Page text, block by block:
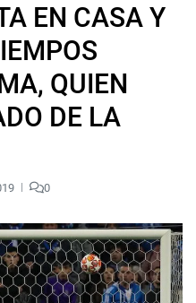
EN CASA Y
QUIEN
DE LA
0